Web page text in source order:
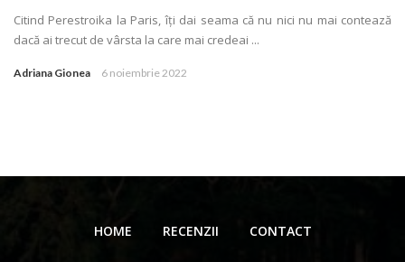
Citind Perestroika la Paris, îţi dai seama că nu nici nu mai contează
dacă ai trecut de vârsta la care mai credeai ...
Adriana Gionea 6 noiembrie 2022
HOME RECENZII CONTACT